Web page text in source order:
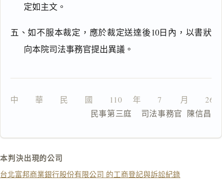
定如主文。
五、如不服本裁定，應於裁定送達後10日內，以書狀
向本院司法事務官提出異議。
中　　華　　民　　國　　110 　年　　7 　　月　　26
              民事第三庭    司法事務官  陳信昌
本判決出現的公司
台北富邦商業銀行股份有限公司 的工商登記與訴訟紀錄
主
鍵